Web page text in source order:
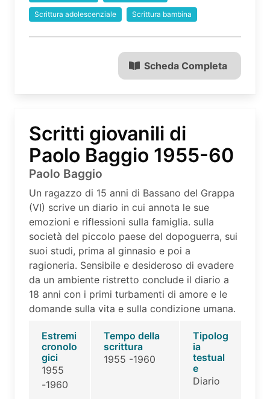
Scrittura adolescenziale Scrittura bambina
Scheda Completa
Scritti giovanili di
Paolo Baggio 1955-60
Paolo Baggio
Un ragazzo di 15 anni di Bassano del Grappa
(VI) scrive un diario in cui annota le sue
emozioni e riflessioni sulla famiglia. sulla
società del piccolo paese del dopoguerra, sui
suoi studi, prima al ginnasio e poi a
ragioneria. Sensibile e desideroso di evadere
da un ambiente ristretto conclude il diario a
18 anni con i primi turbamenti di amore e le
domande sulla vita e sulla condizione umana.
Estremi
cronolo
gici
1955
-1960
Tempo della
scrittura
1955 -1960
Tipolog
ia
testual
e
Diario